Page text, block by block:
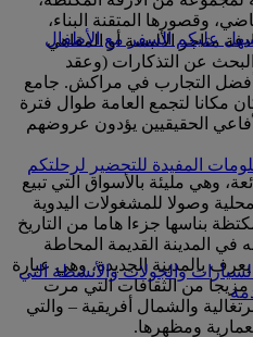
وقصورها المتقنة البناء،
متاجر الألبسة أو المقاهي
البحث عن التذكارات (وعقد
التجارب في مراكش. جامع
كان مكانا لتجمع العامة طوال فترة
الحقيقيين يؤدون عروضهم
وهي مليئة بالأسواق التي تبيع
وصولا للمشغولات اليدوية
بناسها جزءا هاما من التاريخ
المدينة القديمة المحاطة
بالمدينة الجديدة، وهي عبارة
من الثقافات التي مرت
والشمال أفريقية – والتي
ومظهرها.
عليكم السفر مع الأطفال
المفيدة للتحضير لرحلتكم
والجولات والأنشطة التي